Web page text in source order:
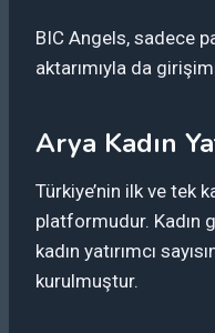
BIC Angels, sadece
aktarımıyla da
Arya Kadın
Türkiye’nin ilk ve tek
platformudur. Kadın
kadın yatırımcı
kurulmuştur.